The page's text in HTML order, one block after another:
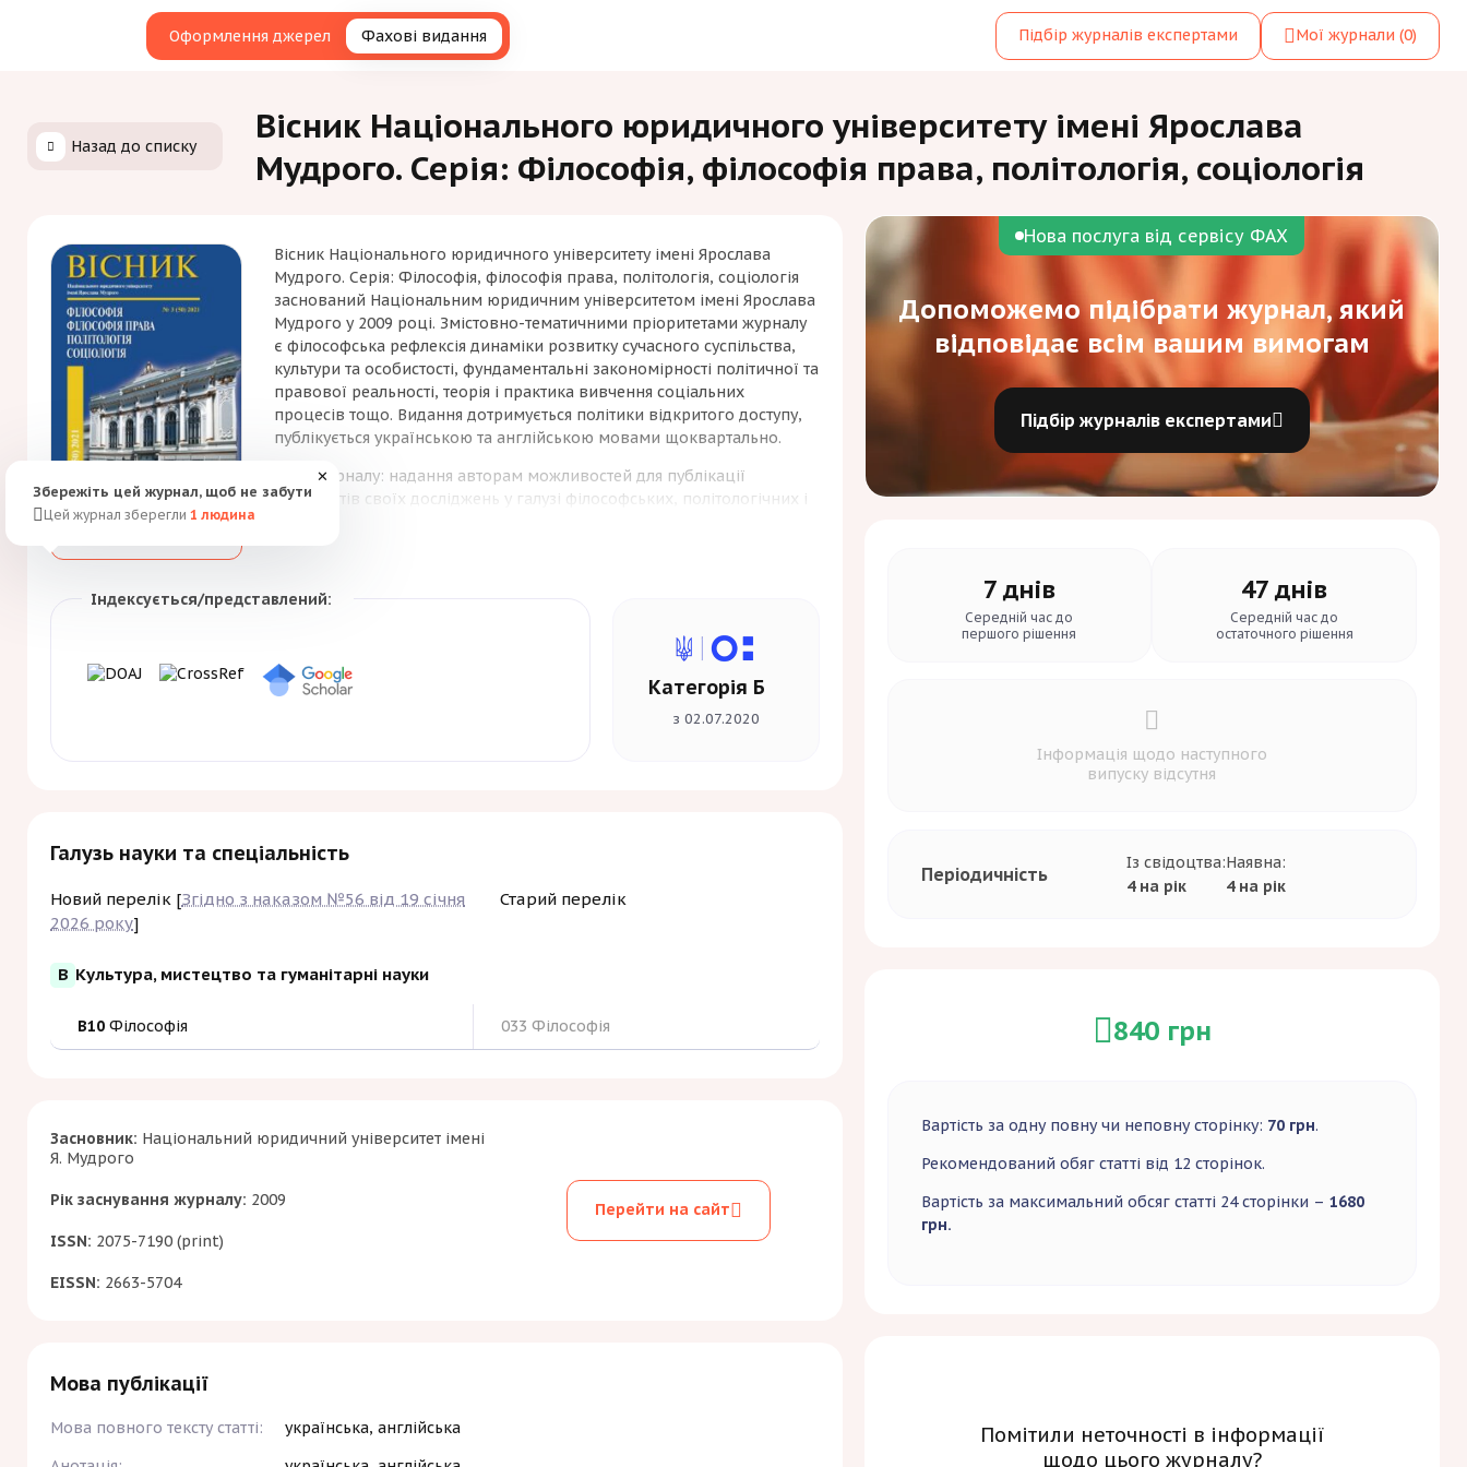
Оформлення джерел Фахові видання Підбір журналів експертами Мої журнали (0)
Назад до списку
Вісник Національного юридичного університету імені Ярослава
Мудрого. Серія: Філософія, філософія права, політологія, соціологія
Вісник Національного юридичного університету імені Ярослава
Мудрого. Серія: Філософія, філософія права, політологія, соціологія
заснований Національним юридичним університетом імені Ярослава
Мудрого у 2009 році. Змістовно-тематичними пріоритетами журналу
є філософська рефлексія динаміки розвитку сучасного суспільства,
культури та особистості, фундаментальні закономірності політичної та
правової реальності, теорія і практика вивчення соціальних
процесів тощо. Видання дотримується політики відкритого доступу,
публікується українською та англійською мовами щоквартально.
Мета журналу: надання авторам можливостей для публікації
результатів своїх досліджень у галузі філософських, політологічних і
Індексується/представлений:
Категорія Б
з 02.07.2020
Галузь науки та спеціальність
Новий перелік [Згідно з наказом №56 від 19 січня
2026 року]
Старий перелік
B Культура, мистецтво та гуманітарні науки
B10 Філософія 033 Філософія
Засновник: Національний юридичний університет імені
Я. Мудрого
Рік заснування журналу: 2009
ISSN: 2075-7190 (print)
EISSN: 2663-5704
Перейти на сайт
Мова публікації
Мова повного тексту статті:
українська, англійська
Нова послуга від сервісу ФАХ
Допоможемо підібрати журнал, який
відповідає всім вашим вимогам
Підбір журналів експертами
7 днів
Середній час до
першого рішення
47 днів
Середній час до
остаточного рішення
Інформація щодо наступного
випуску відсутня
Періодичність
Із свідоцтва:
4 на рік
Наявна:
4 на рік
840 грн
Вартість за одну повну чи неповну сторінку: 70 грн.
Рекомендований обяг статті від 12 сторінок.
Вартість за максимальний обсяг статті 24 сторінки – 1680
грн.
Помітили неточності в інформації
щодо цього журналу?
Збережіть цей журнал, щоб не забути
Цей журнал зберегли 1 людина
✕